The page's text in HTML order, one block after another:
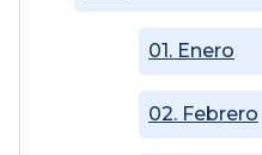
01. Enero
02. Febrero